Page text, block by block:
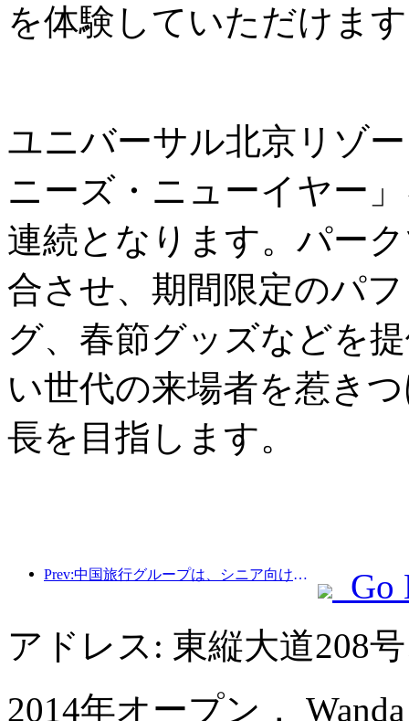
を体験していただけま
ユニバーサル北京リゾ
ニーズ・ニューイヤー
連続となります。パー
合させ、期間限定のパ
グ、春節グッズなどを
い世代の来場者を惹き
長を目指します。
Prev:中国旅行グループは、シニア向け観光市場への進出を目指して「China Travel Good Times」ブランドを立ち上げた。
Go
アドレス: 東縦大道208
2014年オープン，